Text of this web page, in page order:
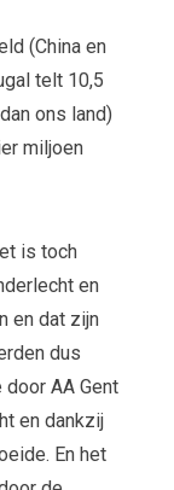
(China en
telt 10,5
ons land)
miljoen
is toch
en
en dat zijn
dus
AA Gent
en dankzij
En het